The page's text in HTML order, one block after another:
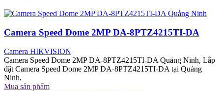
Camera Speed Dome 2MP DA-8PTZ4215TI-DA
Camera HIKVISION
Camera Speed Dome 2MP DA-8PTZ4215TI-DA Quảng Ninh, Lắp
đặt Camera Speed Dome 2MP DA-8PTZ4215TI-DA tại Quảng
Ninh,
Mua sản phẩm